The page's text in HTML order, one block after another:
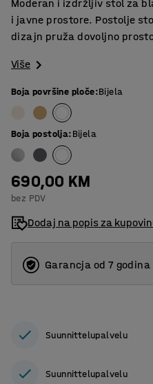
Moderan i izdržljiv stol za
i javne prostore. Postolje
dizajn pruža dovoljno
Više
Boja površine ploče:Bijela
Boja postolja:Bijela
690,00 KM
bez PDV
Dodaj na popis za
Garancja od 7 godina
Suunnittelupalvelu
Suunnittelupalvelu